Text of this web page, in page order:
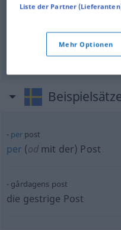
Postenm post <-en;-er
m post ARCH <-
perpost
per (od mit der) Post
gårdagens post
die gestrige Post
Liste der Partner
Mehr Optionen